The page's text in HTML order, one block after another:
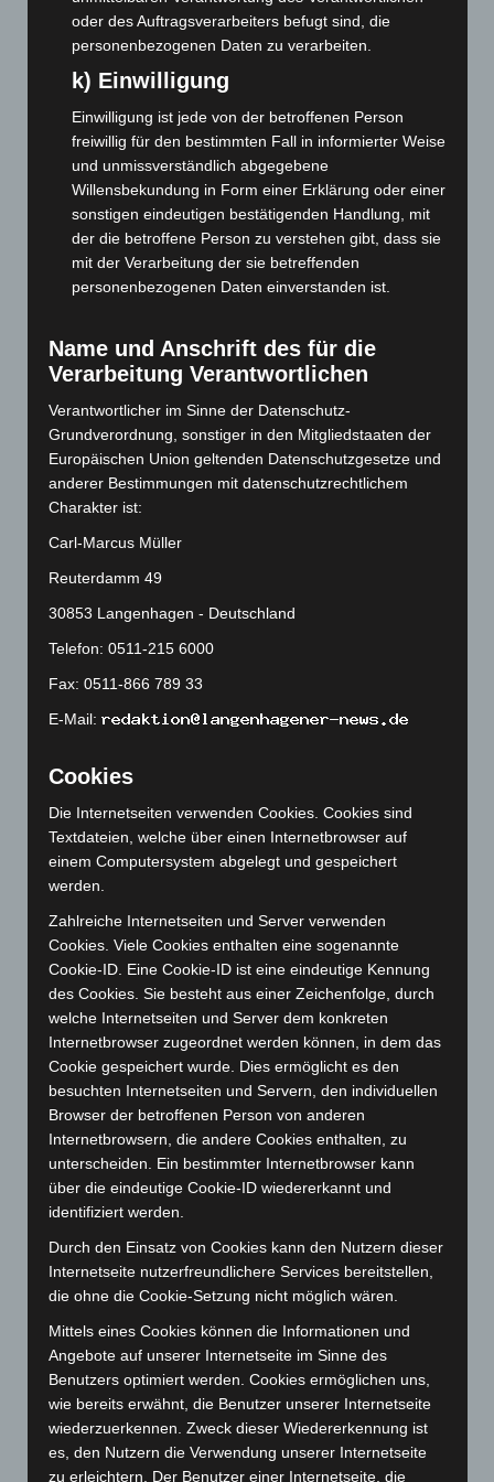
Juli 2026(73)
Juni 2026(139)
Mai 2026 (99)
April 2026(99)
März 2026(115)
Februar 2026
(109)
Januar 2026(122)
Dezember 2025(103)
November 2025(114)
September 2025 (93)
August 2025(90)
Juli 2025(90)
Juni 2025(103)
Mai 2025(112)
April 2025(88)
März 2025(111)
Februar 2025(96)
Januar 2025(88)
Dezember 2024(89)
November 2024 (94)
Oktober 2024 (93)
August 2024(107)
Juli 2024(89)
Juni 2024(107)
Mai 2024
(149)
März 2024 (103)
Februar 2024(103)
Januar 2024
Dezember 2023(130)
November 2023(130)
Oktober 2023
(114)
September 2023(133)
August 2023(134)
Juli 2023(118)
Juni 2023 (142)
Mai 2023(139)
April 2023 (155)
März 2023(174)
Februar 2023
(154)
Januar 2023 (140)
Dezember 2022(130)
November 2022 (167)
oder des Auftragsverarbeiters befugt sind, die
personenbezogenen Daten zu verarbeiten.
k) Einwilligung
Einwilligung ist jede von der betroffenen Person
freiwillig für den bestimmten Fall in informierter Weise
und unmissverständlich abgegebene
Willensbekundung in Form einer Erklärung oder einer
sonstigen eindeutigen bestätigenden Handlung, mit
der die betroffene Person zu verstehen gibt, dass sie
mit der Verarbeitung der sie betreffenden
personenbezogenen Daten einverstanden ist.
Name und Anschrift des für die
Verarbeitung Verantwortlichen
Verantwortlicher im Sinne der Datenschutz-
Grundverordnung, sonstiger in den Mitgliedstaaten der
Europäischen Union geltenden Datenschutzgesetze und
anderer Bestimmungen mit datenschutzrechtlichem
Charakter ist:
Carl-Marcus Müller
Reuterdamm 49
30853 Langenhagen - Deutschland
Telefon: 0511-215 6000
Fax: 0511-866 789 33
E-Mail:
Cookies
Die Internetseiten verwenden Cookies. Cookies sind
Textdateien, welche über einen Internetbrowser auf
einem Computersystem abgelegt und gespeichert
werden.
Zahlreiche Internetseiten und Server verwenden
Cookies. Viele Cookies enthalten eine sogenannte
Cookie-ID. Eine Cookie-ID ist eine eindeutige Kennung
des Cookies. Sie besteht aus einer Zeichenfolge, durch
welche Internetseiten und Server dem konkreten
Internetbrowser zugeordnet werden können, in dem das
Cookie gespeichert wurde. Dies ermöglicht es den
besuchten Internetseiten und Servern, den individuellen
Browser der betroffenen Person von anderen
Internetbrowsern, die andere Cookies enthalten, zu
unterscheiden. Ein bestimmter Internetbrowser kann
über die eindeutige Cookie-ID wiedererkannt und
identifiziert werden.
Durch den Einsatz von Cookies kann den Nutzern dieser
Internetseite nutzerfreundlichere Services bereitstellen,
die ohne die Cookie-Setzung nicht möglich wären.
Mittels eines Cookies können die Informationen und
Angebote auf unserer Internetseite im Sinne des
Benutzers optimiert werden. Cookies ermöglichen uns,
wie bereits erwähnt, die Benutzer unserer Internetseite
wiederzuerkennen. Zweck dieser Wiedererkennung ist
es, den Nutzern die Verwendung unserer Internetseite
zu erleichtern. Der Benutzer einer Internetseite, die